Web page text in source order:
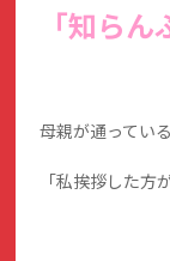
「知らん
母親が通ってい
「私挨拶した方